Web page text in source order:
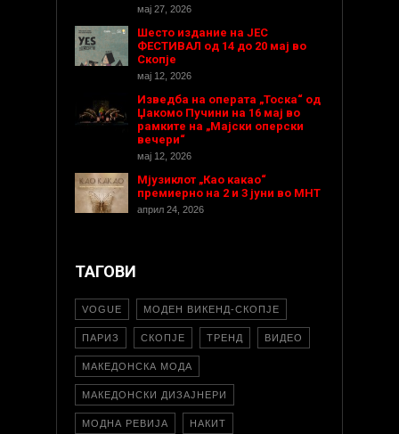
мај 27, 2026
Шесто издание на ЈЕС
ФЕСТИВАЛ од 14 до 20 мај во
Скопје
мај 12, 2026
Изведба на операта „Тоска“ од
Џакомо Пучини на 16 мај во
рамките на „Мајски оперски
вечери“
мај 12, 2026
Мјузиклот „Као какао“
премиерно на 2 и 3 јуни во МНТ
април 24, 2026
ТАГОВИ
VOGUE МОДЕН ВИКЕНД-СКОПЈЕ
ПАРИЗ СКОПЈЕ ТРЕНД ВИДЕО
МАКЕДОНСКА МОДА
МАКЕДОНСКИ ДИЗАЈНЕРИ
МОДНА РЕВИЈА НАКИТ